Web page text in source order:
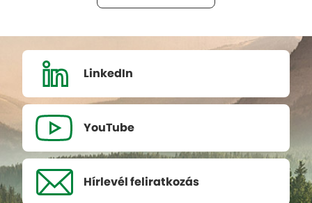
LinkedIn
YouTube
Hírlevél feliratkozás